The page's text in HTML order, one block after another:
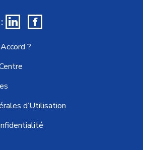
in f
?
d’Utilisation